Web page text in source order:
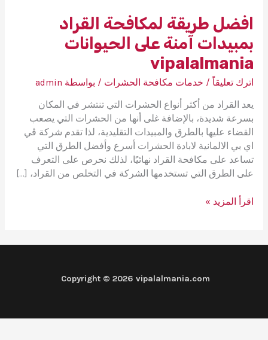
افضل طريقة لمكافحة القراد
بمبيدات آمنة على الحيوانات
vipalalmania
اترك تعليقاً / خدمات مكافحة الحشرات / بواسطة admin
يعد القراد من أكثر أنواع الحشرات التي تنتشر في المكان
بسرعة شديدة، بالإضافة غلى أنها من الحشرات التي يصعب
القضاء عليها بالطرق والمبيدات التقليدية، لذا تقدم شركة ڤي
اي بي الالمانية لابادة الحشرات أسرع وأفضل الطرق التي
تساعد على مكافحة القراد نهائيًا، لذلك نحرص على التعرف
على الطرق التي تستخدمها الشركة في التخلص من القراد، […]
افضل
القراد
اقرأ المزيد »
Copyright © 2026 vipalalmania.com